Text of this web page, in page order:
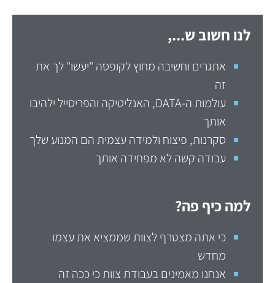
לנו חשוב ש...,
אתגרים וחשיבה מחוץ לקופסה "יעשו" לך את
זה
עולמות ה-DATA, האנליטיקה והפריסייל ילהיבו
אותך
סקרנות, פיצוח ולמידה עצמית הם המנוע שלך
עבודה קשה לא מפחידה אותך
למה כיף פה?
כי אתה מצטרף לצוות שממציא את עצמו
מחדש
אנחנו מאמינים בעבודת צוות כי ככה זה